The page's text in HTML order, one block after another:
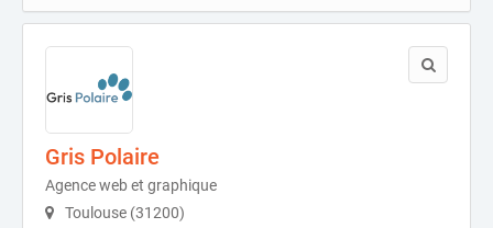
Gris Polaire
Agence web et graphique
Toulouse (31200)